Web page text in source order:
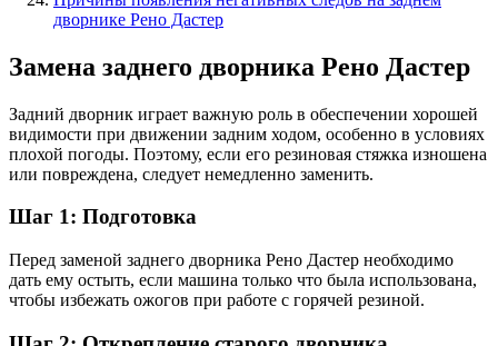
дворнике Рено Дастер
Замена заднего дворника Рено Дастер
Задний дворник играет важную роль в обеспечении хорошей
видимости при движении задним ходом, особенно в условиях
плохой погоды. Поэтому, если его резиновая стяжка изношена
или повреждена, следует немедленно заменить.
Шаг 1: Подготовка
Перед заменой заднего дворника Рено Дастер необходимо
дать ему остыть, если машина только что была использована,
чтобы избежать ожогов при работе с горячей резиной.